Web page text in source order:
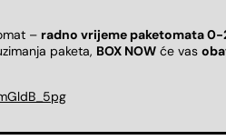
– radno vrijeme paketomata 0-
paketa, BOX NOW će vas